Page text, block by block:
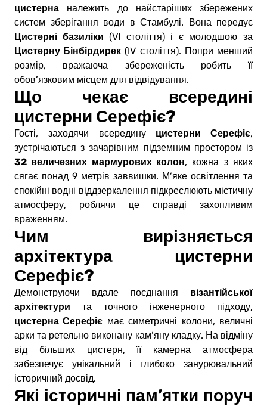
цистерна належить до найстаріших збережених
систем зберігання води в Стамбулі. Вона передує
Цистерні базиліки (VI століття) і є молодшою за
Цистерну Бінбірдирек (IV століття). Попри менший
розмір, вражаюча збереженість робить її
обов’язковим місцем для відвідування.
Що чекає всередині
цистерни Серефіє?
Гості, заходячи всередину цистерни Серефіє,
зустрічаються з зачарівним підземним простором із
32 величезних мармурових колон, кожна з яких
сягає понад 9 метрів заввишки. М’яке освітлення та
спокійні водні віддзеркалення підкреслюють містичну
атмосферу, роблячи це справді захопливим
враженням.
Чим вирізняється
архітектура цистерни
Серефіє?
Демонструючи вдале поєднання візантійської
архітектури та точного інженерного підходу,
цистерна Серефіє має симетричні колони, величні
арки та ретельно виконану кам’яну кладку. На відміну
від більших цистерн, її камерна атмосфера
забезпечує унікальний і глибоко занурювальний
історичний досвід.
Які історичні пам’ятки поруч